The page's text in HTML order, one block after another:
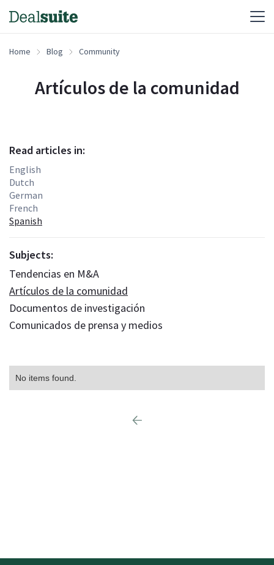
Home Blog Community
Artículos de la comunidad
Read articles in:
English
Dutch
German
French
Spanish
Subjects:
Tendencias en M&A
Artículos de la comunidad
Documentos de investigación
Comunicados de prensa y medios
No items found.